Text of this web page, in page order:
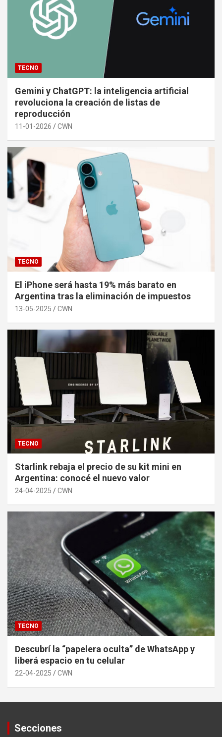
TECNO
Gemini y ChatGPT: la inteligencia artificial
revoluciona la creación de listas de
reproducción
11-01-2026 CWN
TECNO
El iPhone será hasta 19% más barato en
Argentina tras la eliminación de impuestos
13-05-2025 CWN
TECNO
Starlink rebaja el precio de su kit mini en
Argentina: conocé el nuevo valor
24-04-2025 CWN
TECNO
Descubrí la “papelera oculta” de WhatsApp y
liberá espacio en tu celular
22-04-2025 CWN
Secciones